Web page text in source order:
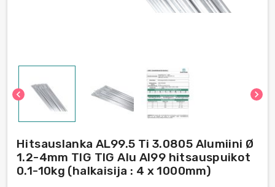
chevron_left chevron_right
Hitsauslanka AL99.5 Ti 3.0805 Alumiini Ø
1.2-4mm TIG TIG Alu Al99 hitsauspuikot
0.1-10kg (halkaisija : 4 x 1000mm)